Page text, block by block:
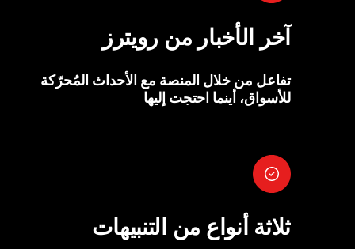
آخر الأخبار من رويترز
تفاعل من خلال المنصة مع الأحداث المُحرّكة
للأسواق، أينما احتجت إليها
ثلاثة أنواع من التنبيهات